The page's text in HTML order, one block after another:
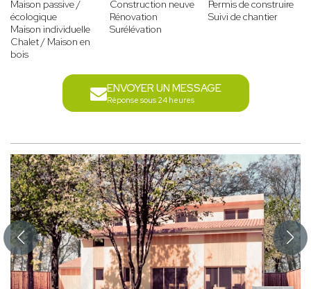
Maison passive /
écologique
Maison individuelle
Chalet / Maison en
bois
Construction neuve
Rénovation
Surélévation
Permis de construire
Suivi de chantier
ENVOYER UN MESSAGE
Réponse sous 24 heures